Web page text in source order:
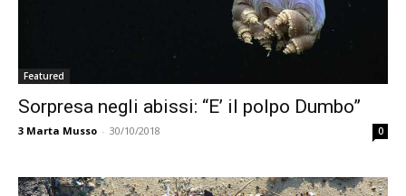
Featured
Sorpresa negli abissi: “E’ il polpo Dumbo”
3 Marta Musso - 30/10/2018 0